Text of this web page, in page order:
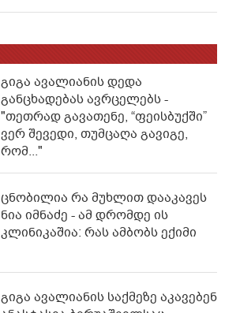
გიგა ავალიანის დედა
განცხადებას ავრცელებს -
"თეთრად გავათენე, “ფეისბუქში”
ვერ შევედი, თუმცაღა გავიგე,
რომ..."
ცნობილია რა მუხლით დააკავეს
ნია იმნაძე - ამ დრომდე ის
კლინიკაშია: რას ამბობს ექიმი
გიგა ავალიანის საქმეზე აკავებენ